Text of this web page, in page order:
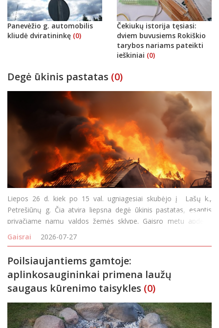
Panevėžio g. automobilis
kliudė dviratininkę (0)
Čekiukų istorija tęsiasi:
dviem buvusiems Rokiškio
tarybos nariams pateikti
ieškiniai (0)
Degė ūkinis pastatas (0)
Liepos 26 d. kiek po 15 val. ugniagesiai skubėjo į Lašų k.,
Petrešiūnų g. Čia atvira liepsna degė ūkinis pastatas, esantis
privačiame namų valdos žemės sklype. Gaisro metu apdegė
betoninės perdangos, sulieti namų apyvokos daiktai ir patalpos.
Gaisrai 2026-07-27
Poilsiaujantiems gamtoje:
aplinkosaugininkai primena laužų
saugaus kūrenimo taisykles (0)